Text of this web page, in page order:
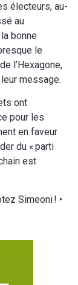
électeurs, au-
au
bonne
le
l’Hexagone,
message.
ont
pour les
en faveur
du « parti
est
Simeoni ! •